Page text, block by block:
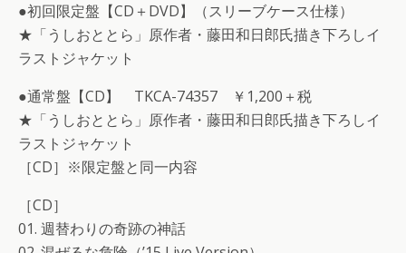
●初回限定盤【CD＋DVD】（スリーブケース仕様）
★「うしおととら」原作者・藤田和日郎氏描き下ろしイ
ラストジャケット
●通常盤【CD】 TKCA-74357 ￥1,200＋税
★「うしおととら」原作者・藤田和日郎氏描き下ろしイ
ラストジャケット
［CD］※限定盤と同一内容
［CD］
01. 週替わりの奇跡の神話